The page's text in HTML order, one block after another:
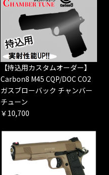
【持込用カスタムオーダー】
Carbon8 M45 CQP/DOC CO2
ガスブローバック チャンバー
チューン
￥10,700